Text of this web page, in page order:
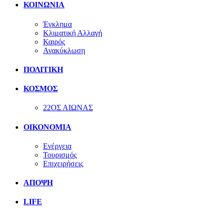
ΚΟΙΝΩΝΙΑ
Έγκλημα
Κλιματική Αλλαγή
Καιρός
Ανακύκλωση
ΠΟΛΙΤΙΚΗ
ΚΟΣΜΟΣ
22ΟΣ ΑΙΩΝΑΣ
ΟΙΚΟΝΟΜΙΑ
Ενέργεια
Τουρισμός
Επιχειρήσεις
ΑΠΟΨΗ
LIFE